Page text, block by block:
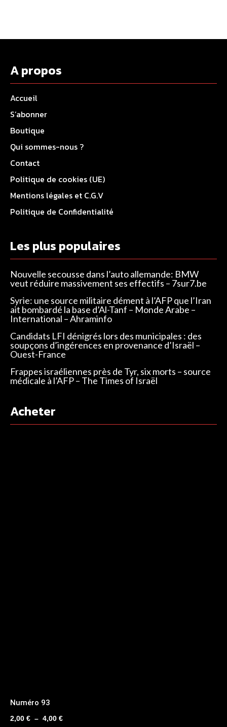
A propos
Accueil
S’abonner
Boutique
Qui sommes-nous ?
Contact
Politique de cookies (UE)
Mentions légales et C.G.V
Politique de Confidentialité
Les plus populaires
Nouvelle secousse dans l’auto allemande: BMW
veut réduire massivement ses effectifs – 7sur7.be
Syrie: une source militaire dément à l’AFP que l’Iran
ait bombardé la base d’Al-Tanf – Monde Arabe –
International – Ahraminfo
Candidats LFI dénigrés lors des municipales : des
soupçons d’ingérences en provenance d’Israël –
Ouest-France
Frappes israéliennes près de Tyr, six morts – source
médicale à l’AFP – The Times of Israël
Acheter
Numéro 93
2,00 € – 4,00 €Plage